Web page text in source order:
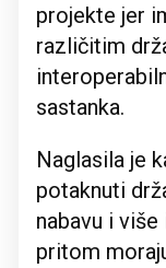
projekte jer
različitim
sastanka.
Naglasila je
potaknuti
nabavu i
pritom